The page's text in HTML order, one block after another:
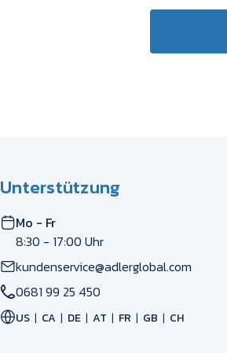
Unterstützung
Mo - Fr
8:30 - 17:00 Uhr
kundenservice@adlerglobal.com
0681 99 25 450
US CA DE AT FR GB CH